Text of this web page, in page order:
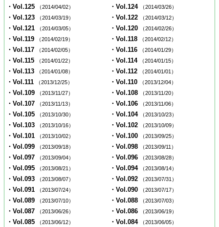
・Vol.125 （2014/04/02） ・Vol.124 （2014/03/26）
・Vol.123 （2014/03/19） ・Vol.122 （2014/03/12）
・Vol.121 （2014/03/05） ・Vol.120 （2014/02/26）
・Vol.119 （2014/02/19） ・Vol.118 （2014/02/12）
・Vol.117 （2014/02/05） ・Vol.116 （2014/01/29）
・Vol.115 （2014/01/22） ・Vol.114 （2014/01/15）
・Vol.113 （2014/01/08） ・Vol.112 （2014/01/01）
・Vol.111 （2013/12/25） ・Vol.110 （2013/12/04）
・Vol.109 （2013/11/27） ・Vol.108 （2013/11/20）
・Vol.107 （2013/11/13） ・Vol.106 （2013/11/06）
・Vol.105 （2013/10/30） ・Vol.104 （2013/10/23）
・Vol.103 （2013/10/16） ・Vol.102 （2013/10/09）
・Vol.101 （2013/10/02） ・Vol.100 （2013/09/25）
・Vol.099 （2013/09/18） ・Vol.098 （2013/09/11）
・Vol.097 （2013/09/04） ・Vol.096 （2013/08/28）
・Vol.095 （2013/08/21） ・Vol.094 （2013/08/14）
・Vol.093 （2013/08/07） ・Vol.092 （2013/07/31）
・Vol.091 （2013/07/24） ・Vol.090 （2013/07/17）
・Vol.089 （2013/07/10） ・Vol.088 （2013/07/03）
・Vol.087 （2013/06/26） ・Vol.086 （2013/06/19）
・Vol.085 （2013/06/12） ・Vol.084 （2013/06/05）